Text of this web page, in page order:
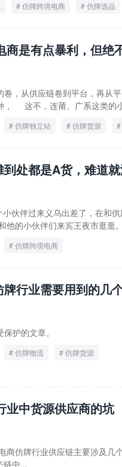
仿牌跨境电商 仿牌选品
商是有点暴利，但绝
，从供应链卷到平台，再从
， 这不，连莆、广系这类的
仿牌独立站 仿牌货源
到处都是A货，难道
伙伴过来义乌出差了，在和
他的小伙伴们来宾王夜市逛逛
仿牌跨境电商
行业需要用到的几
护的文章。
仿牌物流 仿牌货源
业中货源供应商的坑
商仿牌行业供应链主要涉及
链中...